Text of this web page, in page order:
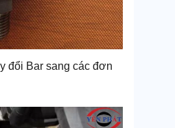
đổi Bar sang các đơn